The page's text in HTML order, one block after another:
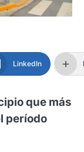
LinkedIn
que más
período